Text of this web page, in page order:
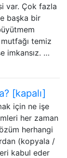
var. Çok fazla
başka bir
temiz
imkansız. …
[kapalı]
için ne işe
her zaman
herhangi
(kopyala /
kabul eder